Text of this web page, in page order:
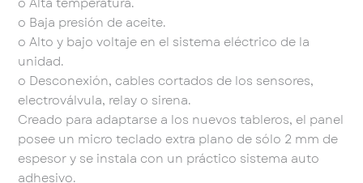
o Baja presión de aceite.
o Alto y bajo voltaje en el sistema eléctrico de la
unidad.
o Desconexión, cables cortados de los sensores,
electroválvula, relay o sirena.
Creado para adaptarse a los nuevos tableros, el panel
posee un micro teclado extra plano de sólo 2 mm de
espesor y se instala con un práctico sistema auto
adhesivo.